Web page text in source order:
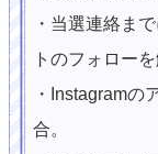
・当選連絡ま
トのフォロー
・Instagramの
合。